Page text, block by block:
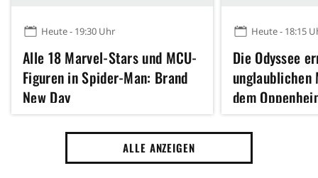
Heute - 19:30 Uhr
Alle 18 Marvel-Stars und MCU-
Figuren in Spider-Man: Brand
New Day
Heute - 18:15
Die Odyssee
unglaublichen
dem
Inception
ALLE ANZEIGEN